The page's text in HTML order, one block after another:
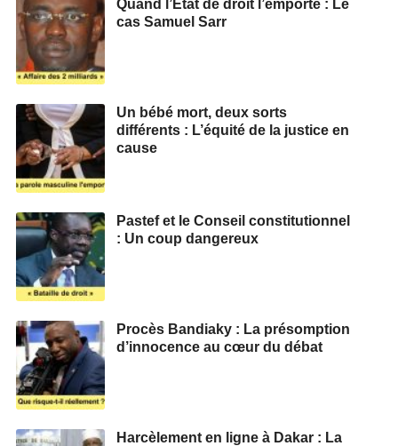
Quand l’État de droit l’emporte : Le
cas Samuel Sarr
Un bébé mort, deux sorts
différents : L’équité de la justice en
cause
Pastef et le Conseil constitutionnel
: Un coup dangereux
Procès Bandiaky : La présomption
d’innocence au cœur du débat
Harcèlement en ligne à Dakar : La